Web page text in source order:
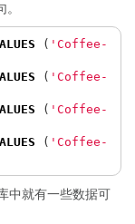
( 'Coffee-
( 'Coffee-
( 'Coffee-
( 'Coffee-
中就有一些数据可